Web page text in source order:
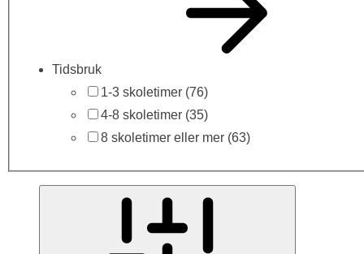
Tidsbruk
1-3 skoletimer (76)
4-8 skoletimer (35)
8 skoletimer eller mer (63)